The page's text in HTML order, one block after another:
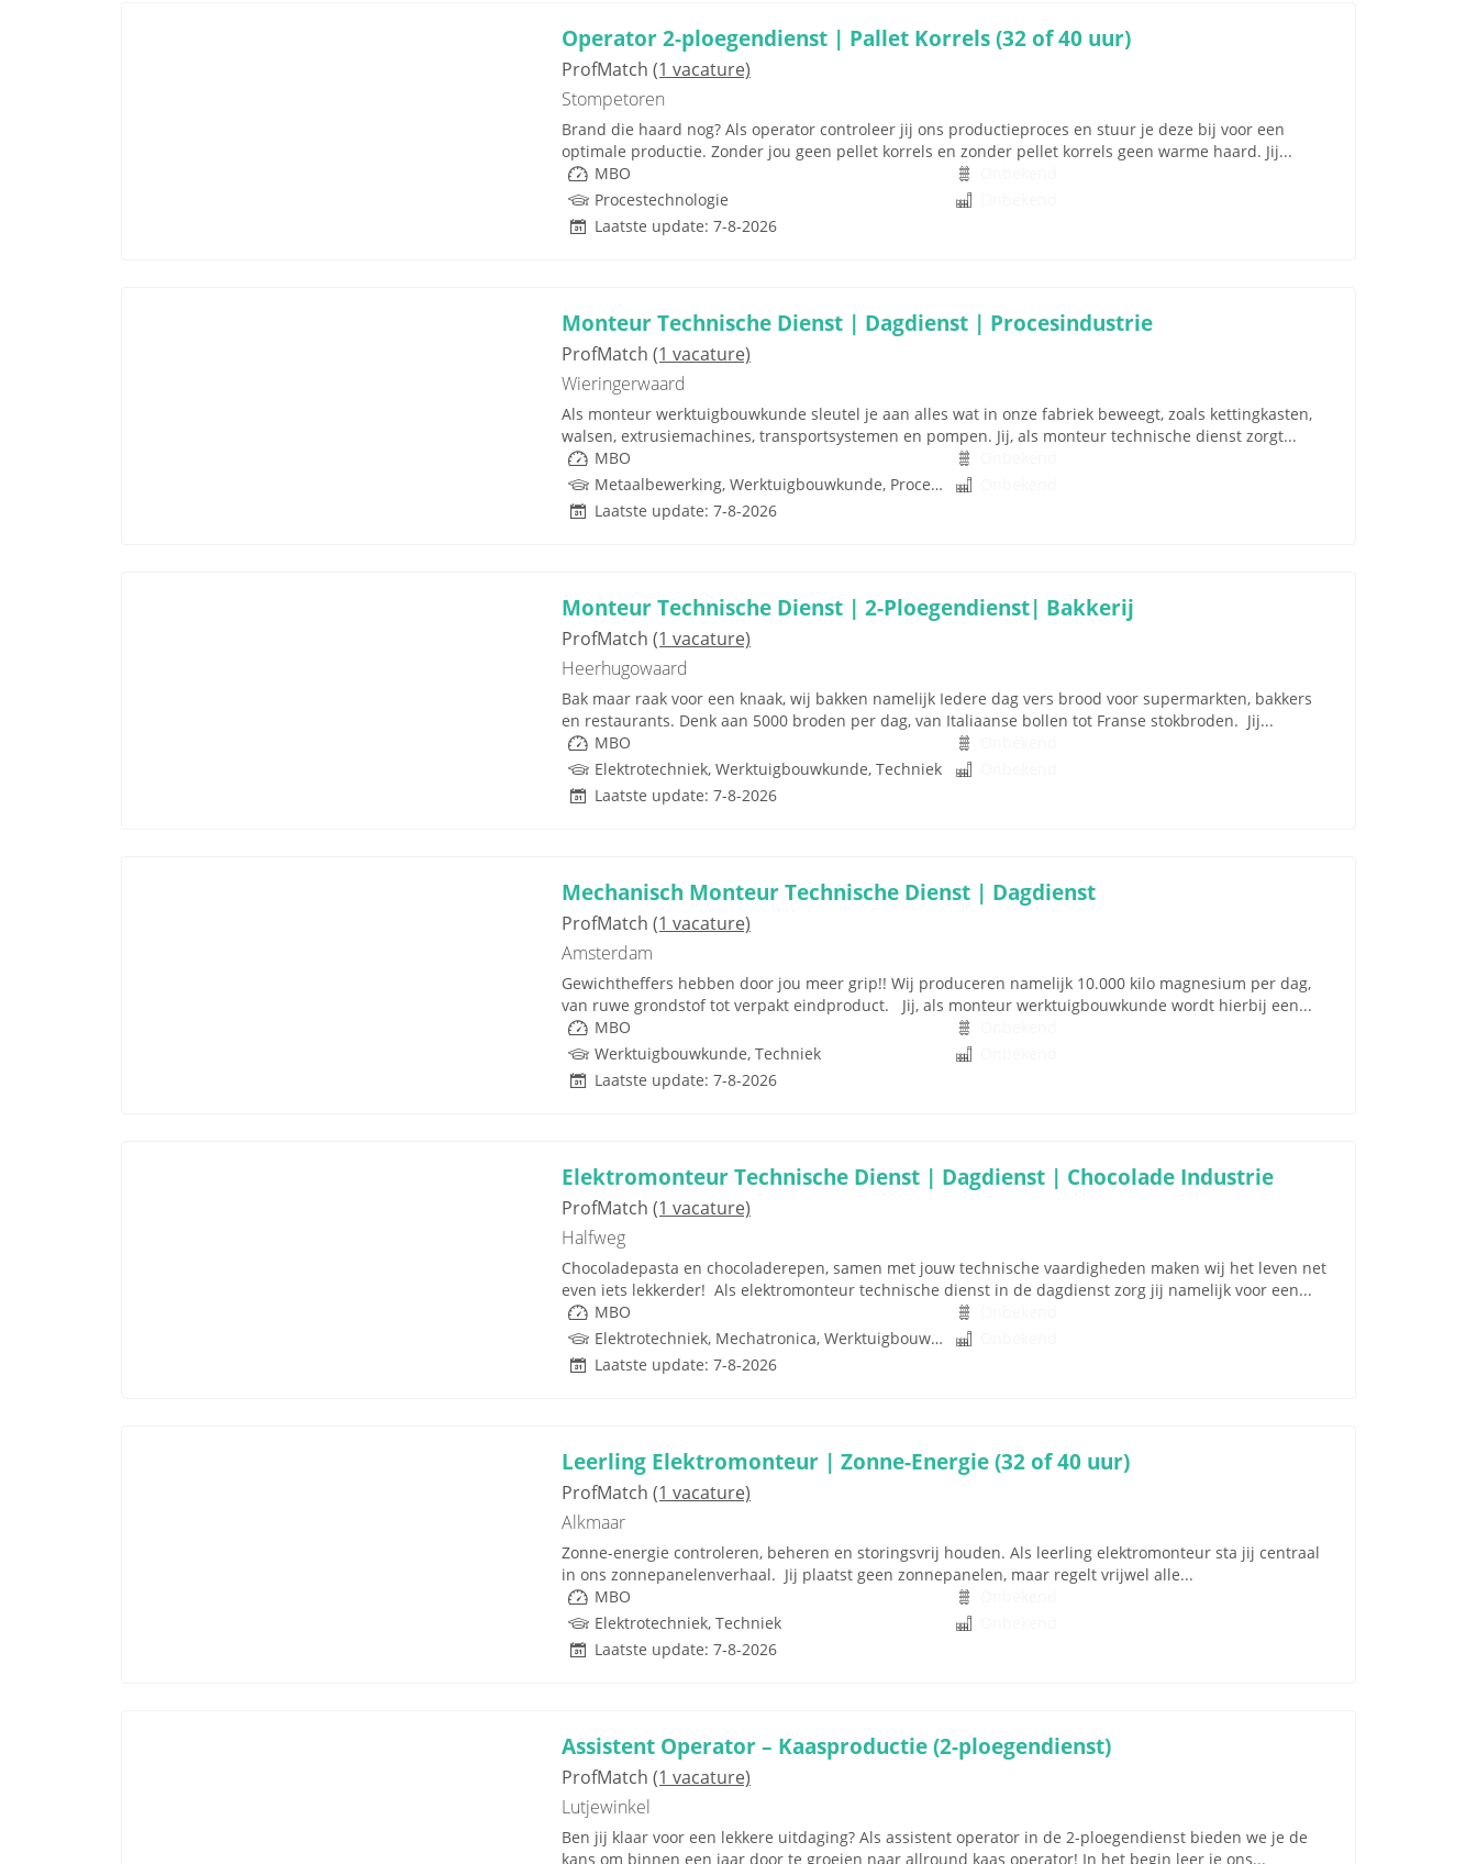
Operator 2-ploegendienst | Pallet Korrels (32 of 40 uur)
ProfMatch (1 vacature)
Stompetoren
Brand die haard nog? Als operator controleer jij ons productieproces en stuur je deze bij voor een
optimale productie. Zonder jou geen pellet korrels en zonder pellet korrels geen warme haard. Jij...
MBO
Procestechnologie
Laatste update: 7-8-2026
Monteur Technische Dienst | Dagdienst | Procesindustrie
ProfMatch (1 vacature)
Wieringerwaard
Als monteur werktuigbouwkunde sleutel je aan alles wat in onze fabriek beweegt, zoals kettingkasten,
walsen, extrusiemachines, transportsystemen en pompen. Jij, als monteur technische dienst zorgt...
MBO
Metaalbewerking, Werktuigbouwkunde, Procestechnologie, Techniek
Laatste update: 7-8-2026
Monteur Technische Dienst | 2-Ploegendienst| Bakkerij
ProfMatch (1 vacature)
Heerhugowaard
Bak maar raak voor een knaak, wij bakken namelijk Iedere dag vers brood voor supermarkten, bakkers
en restaurants. Denk aan 5000 broden per dag, van Italiaanse bollen tot Franse stokbroden. Jij...
MBO
Elektrotechniek, Werktuigbouwkunde, Techniek
Laatste update: 7-8-2026
Mechanisch Monteur Technische Dienst | Dagdienst
ProfMatch (1 vacature)
Amsterdam
Gewichtheffers hebben door jou meer grip!! Wij produceren namelijk 10.000 kilo magnesium per dag,
van ruwe grondstof tot verpakt eindproduct. Jij, als monteur werktuigbouwkunde wordt hierbij een...
MBO
Werktuigbouwkunde, Techniek
Laatste update: 7-8-2026
Elektromonteur Technische Dienst | Dagdienst | Chocolade Industrie
ProfMatch (1 vacature)
Halfweg
Chocoladepasta en chocoladerepen, samen met jouw technische vaardigheden maken wij het leven net
even iets lekkerder! Als elektromonteur technische dienst in de dagdienst zorg jij namelijk voor een...
MBO
Elektrotechniek, Mechatronica, Werktuigbouwkunde, Besturingstechniek, Techniek
Laatste update: 7-8-2026
Leerling Elektromonteur | Zonne-Energie (32 of 40 uur)
ProfMatch (1 vacature)
Alkmaar
Zonne-energie controleren, beheren en storingsvrij houden. Als leerling elektromonteur sta jij centraal
in ons zonnepanelenverhaal. Jij plaatst geen zonnepanelen, maar regelt vrijwel alle...
MBO
Elektrotechniek, Techniek
Laatste update: 7-8-2026
Assistent Operator – Kaasproductie (2-ploegendienst)
ProfMatch (1 vacature)
Lutjewinkel
Ben jij klaar voor een lekkere uitdaging? Als assistent operator in de 2-ploegendienst bieden we je de
kans om binnen een jaar door te groeien naar allround kaas operator! In het begin leer je ons...